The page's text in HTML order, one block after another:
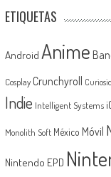
ETIQUETAS
Android Anime
Cosplay Crunchyroll
Indie Intelligent Systems
Monolith Soft México Móvil
Nintendo EPD